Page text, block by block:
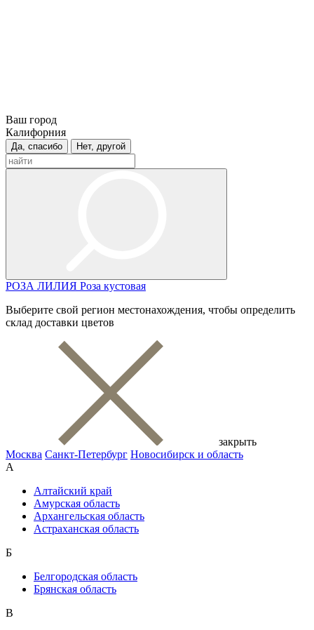
Ваш город
Калифорния
Да, спасибо Нет, другой
РОЗА ЛИЛИЯ Роза кустовая
Выберите свой регион местонахождения, чтобы определить
склад доставки цветов
закрыть
Москва Санкт-Петербург Новосибирск и область
А
Алтайский край
Амурская область
Архангельская область
Астраханская область
Б
Белгородская область
Брянская область
В